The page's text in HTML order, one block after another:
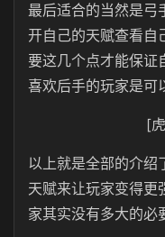
最后适合的当然是弓
开自己的天赋查看自
要这几个点才能保证
喜欢后手的玩家是可
[
以上就是全部的介绍
天赋来让玩家变得更
家其实没有多大的必